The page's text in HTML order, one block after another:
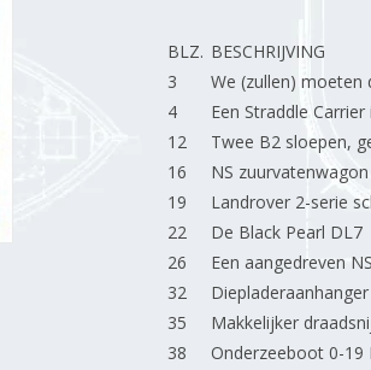
BLZ. BESCHRIJVING
3
We (zullen) moeten
4
Een Straddle Carrier
12
Twee B2 sloepen,
16
NS
19
Landrover 2-serie
22
De Black Pearl DL7
26
Een aangedreven
32
35
Makkelijker
38
Onderzeeboot 0-19